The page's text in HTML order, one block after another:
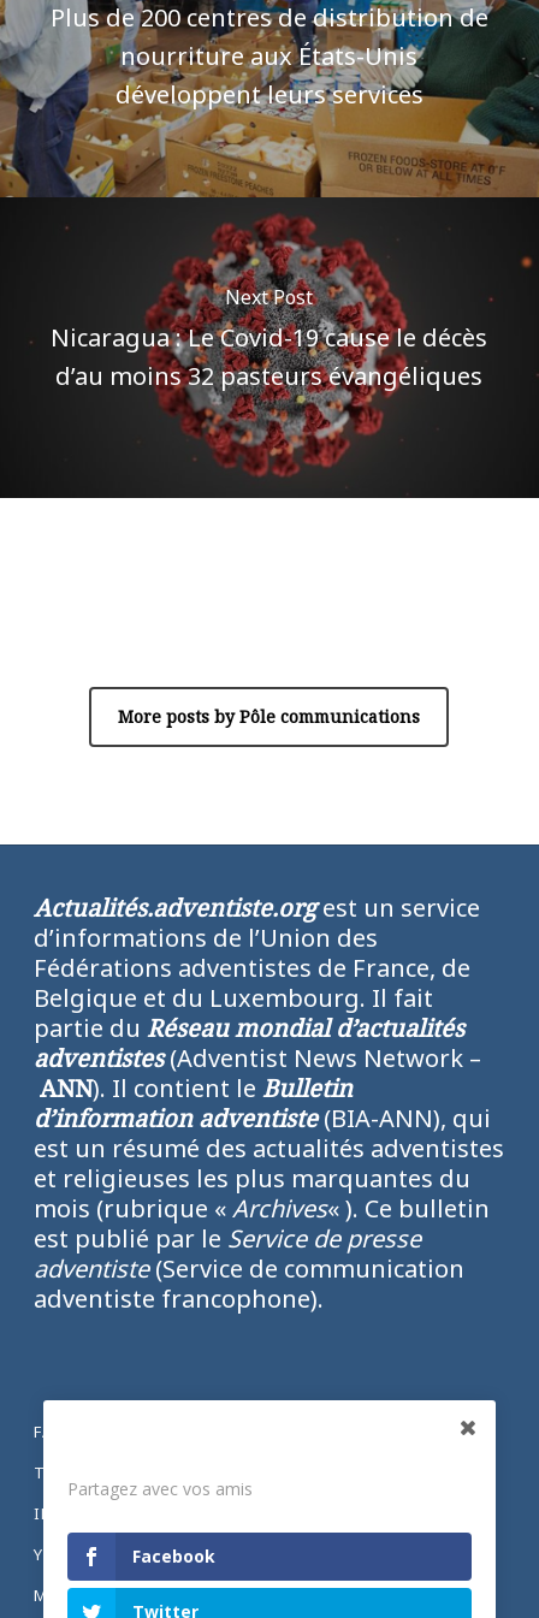
Plus de 200 centres de distribution de
nourriture aux États-Unis
développent leurs services
Next Post
Nicaragua : Le Covid-19 cause le décès
d’au moins 32 pasteurs évangéliques
More posts by Pôle communications
Actualités.adventiste.orgest un service
d’informations de l’Union des
Fédérations adventistes de France, de
Belgique et du Luxembourg. Il fait
partie du Réseau mondial d’actualités
adventistes(Adventist News Network –
ANN). Il contient le Bulletin
d’information adventiste(BIA-ANN), qui
est un résumé des actualités adventistes
et religieuses les plus marquantes du
mois (rubrique «Archives« ). Ce bulletin
est publié par le Service de presse
adventiste(Service de communication
adventiste francophone).
FACEBOOK
TWITTER
INSTAGRAM
YOUTUBE
MENTIONS LÉGALES ET POLITIQUE DE
Partagez avec vos amis
Facebook
Twitter